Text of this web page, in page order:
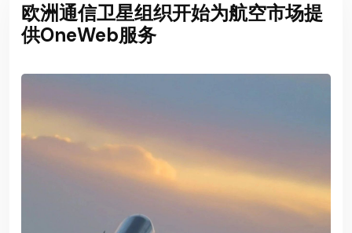
欧洲通信卫星组织开始为航空市场提
供OneWeb服务